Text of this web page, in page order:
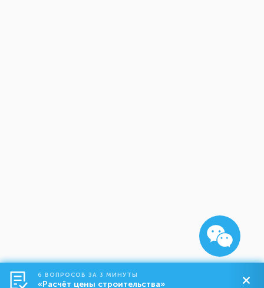
6 ВОПРОСОВ ЗА 3 МИНУТЫ
«Расчёт цены строительства»